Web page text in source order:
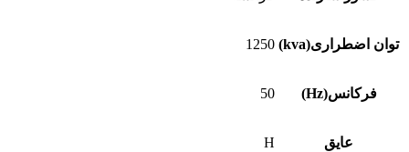
توان اضطراری(kva) 1250
فرکانس(Hz) 50
عایق H